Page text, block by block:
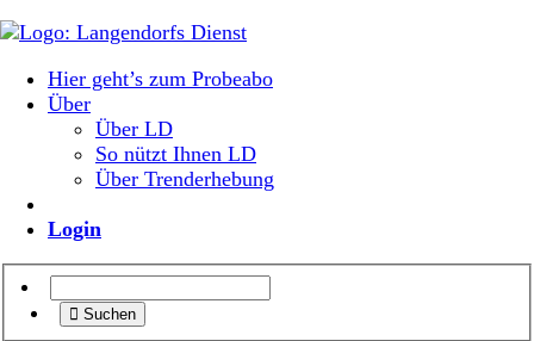
Hier geht’s zum Probeabo
Über
Über LD
So nützt Ihnen LD
Über Trenderhebung
Login
Suchen